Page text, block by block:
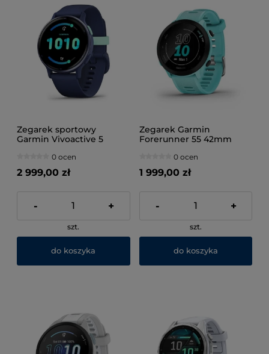
Zegarek sportowy
Garmin Vivoactive 5
0 ocen
2 999,00 zł
- +
szt.
do koszyka
Zegarek Garmin
Forerunner 55 42mm
0 ocen
1 999,00 zł
- +
szt.
do koszyka